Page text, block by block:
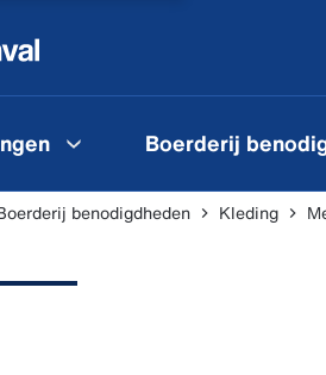
Boerderij
benodigdheden Kleding